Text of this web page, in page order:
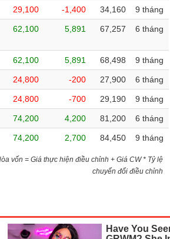
29,100 -1,400 34,160 9 tháng
62,100 5,891 67,257 6 tháng
62,100 5,891 68,498 9 tháng
24,800 -200 27,900 6 tháng
24,800 -700 29,190 9 tháng
74,200 4,200 81,200 6 tháng
74,200 2,700 84,450 9 tháng
vốn = Giá thực hiện điều chỉnh + Giá CW * Tỷ lệ
chuyển đổi điều chỉnh